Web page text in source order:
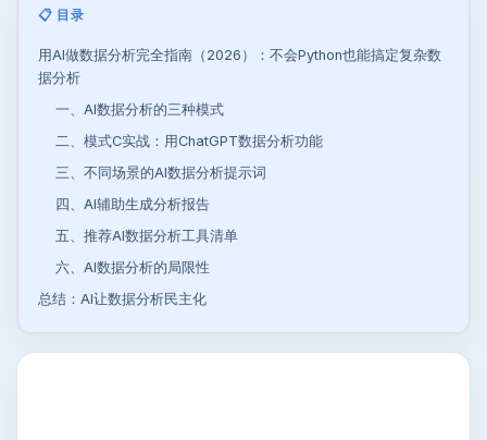
📋 目录
用AI做数据分析完全指南（2026）：不会Python也能搞定复杂数
据分析
一、AI数据分析的三种模式
二、模式C实战：用ChatGPT数据分析功能
三、不同场景的AI数据分析提示词
四、AI辅助生成分析报告
五、推荐AI数据分析工具清单
六、AI数据分析的局限性
总结：AI让数据分析民主化